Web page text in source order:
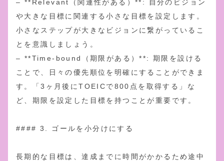
– **Relevant（関連性がある）**: 自分のビジョン
や大きな目標に関連する小さな目標を設定します。
小さなステップが大きなビジョンに繋がっているこ
とを意識しましょう。
– **Time-bound（期限がある）**: 期限を設ける
ことで、日々の優先順位を明確にすることができま
す。「3ヶ月後にTOEICで800点を取得する」な
ど、期限を設定した目標を持つことが重要です。
#### 3. ゴールを小分けにする
長期的な目標は、達成までに時間がかかるため途中